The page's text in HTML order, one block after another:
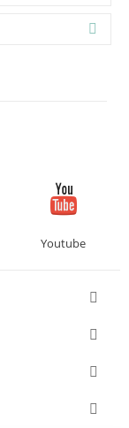
Youtube